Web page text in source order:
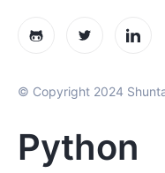
© Copyright 2024
Python